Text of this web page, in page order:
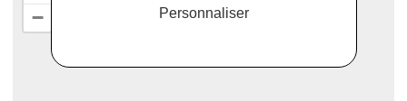
−
Personnaliser